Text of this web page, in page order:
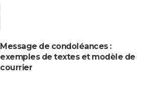
Message de condoléances :
exemples de textes et modèle de
courrier